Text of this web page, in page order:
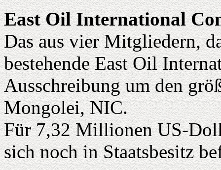
East Oil International
Das aus vier Mitgliedern,
bestehende East Oil
Ausschreibung um den
Mongolei, NIC.
Für 7,32 Millionen US-
sich noch in Staatsbesitz